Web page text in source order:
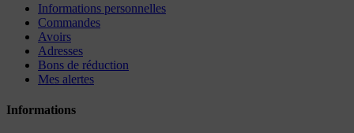
Informations personnelles
Commandes
Avoirs
Adresses
Bons de réduction
Mes alertes
Informations